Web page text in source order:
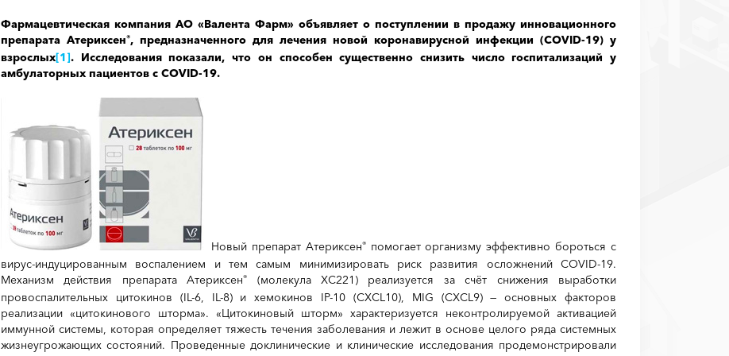
Фармацевтическая компания АО «Валента Фарм» объявляет о поступлении в продажу инновационного
препарата Атериксен®, предназначенного для лечения новой коронавирусной инфекции (СОVID-19) у
взрослых[1]. Исследования показали, что он способен существенно снизить число госпитализаций у
амбулаторных пациентов с COVID-19.
Новый препарат Атериксен®помогает организму эффективно бороться с
вирус-индуцированным воспалением и тем самым минимизировать риск развития осложнений COVID-19.
Механизм действия препарата Атериксен®
(молекула ХС221) реализуется за счёт снижения выработки
провоспалительных цитокинов (IL-6, IL-8) и хемокинов IP-10 (CXCL10), MIG (CXCL9) — основных факторов
реализации «цитокинового шторма». «Цитокиновый шторм» характеризуется неконтролируемой активацией
иммунной системы, которая определяет тяжесть течения заболевания и лежит в основе целого ряда системных
жизнеугрожающих состояний. Проведенные доклинические и клинические исследования продемонстрировали